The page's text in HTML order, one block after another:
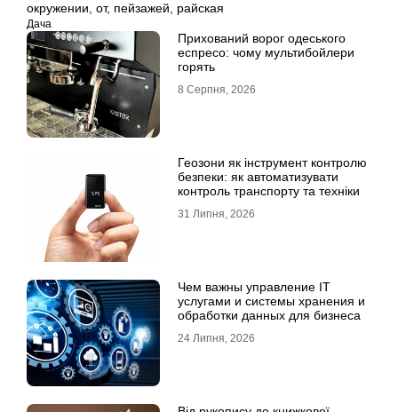
окружении от, пейзажей райская
Дача
Прихований ворог одеського
еспресо: чому мультибойлери
горять
8 Серпня, 2026
Геозони як інструмент контролю
безпеки: як автоматизувати
контроль транспорту та техніки
31 Липня, 2026
Чем важны управление IT
услугами и системы хранения и
обработки данных для бизнеса
24 Липня, 2026